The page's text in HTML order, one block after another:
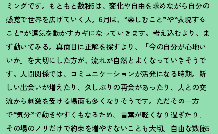
ミングです。もともと数秘5は、変化や自由を求めながら自分の
感覚で世界を広げていく人。6月は、“楽しむこと”や“表現する
こと”が運気を動かすカギになっていきます。考え込むより、ま
ず動いてみる。真面目に正解を探すより、「今の自分が心地い
いか」を大切にした方が、流れが自然とよくなっていきそうで
す。人間関係では、コミュニケーションが活発になる時期。新
しい出会いが増えたり、久しぶりの再会があったり、人との交
流から刺激を受ける場面も多くなりそうです。ただその一方
で“気分”で動きやすくもなるため、言葉が軽くなり過ぎたり、
その場のノリだけで約束を増やさないことも大切。自由な数秘5